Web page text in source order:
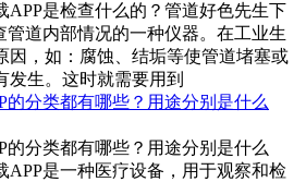
是检查什么的？管道好色先生下
道内部情况的一种仪器。在工业生
，如：腐蚀、结垢等使管道堵塞或
生。这时就需要用到
分类都有哪些？用途分别是什么
分类都有哪些？用途分别是什么
APP是一种医疗设备，用于观察和检